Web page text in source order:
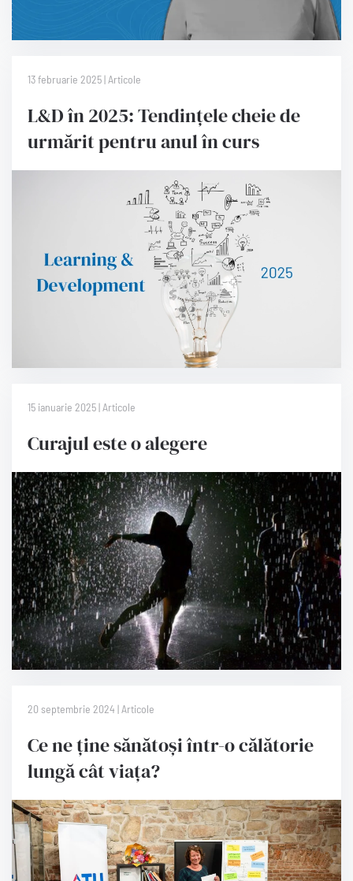
13 februarie 2025 | Articole
L&D în 2025: Tendințele cheie de
urmărit pentru anul în curs
15 ianuarie 2025 | Articole
Curajul este o alegere
20 septembrie 2024 | Articole
Ce ne ține sănătoși într-o călătorie
lungă cât viața?